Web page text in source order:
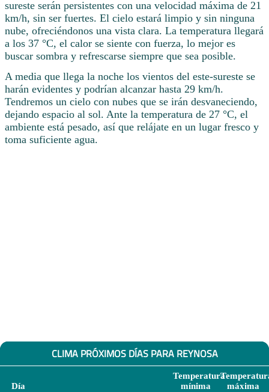
sureste serán persistentes con una velocidad máxima de 21
km/h, sin ser fuertes. El cielo estará limpio y sin ninguna
nube, ofreciéndonos una vista clara. La temperatura llegará
a los 37 °C, el calor se siente con fuerza, lo mejor es
buscar sombra y refrescarse siempre que sea posible.
A media que llega la noche los vientos del este-sureste se
harán evidentes y podrían alcanzar hasta 29 km/h.
Tendremos un cielo con nubes que se irán desvaneciendo,
dejando espacio al sol. Ante la temperatura de 27 °C, el
ambiente está pesado, así que relájate en un lugar fresco y
toma suficiente agua.
CLIMA PRÓXIMOS DÍAS PARA REYNOSA
Día
Temperatura
mínima
máxima